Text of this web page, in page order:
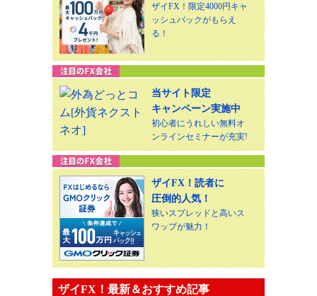
ザイFX！限定4000円キャ
ッシュバックがもらえ
る！
当サイト限定
キャンペーン実施中
初心者にうれしい無料オ
ンラインセミナーが充実!
ザイFX！読者に
圧倒的人気！
狭いスプレッドと高いス
ワップが魅力！
ザイFX！最新＆おすすめ記事